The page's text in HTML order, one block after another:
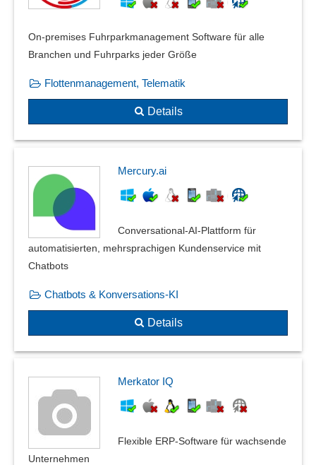
On-premises Fuhrparkmanagement Software für alle
Branchen und Fuhrparks jeder Größe
Flottenmanagement, Telematik
Details
Mercury.ai
Conversational‑AI‑Plattform für
automatisierten, mehrsprachigen Kundenservice mit
Chatbots
Chatbots & Konversations-KI
Details
Merkator IQ
Flexible ERP-Software für wachsende
Unternehmen